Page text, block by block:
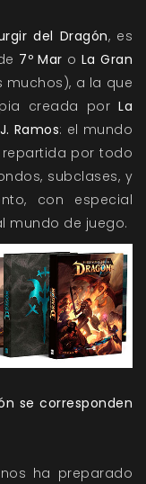
del Dragón, es
7º Mar o La Gran
muchos), a la que
creada por La
Ramos: el mundo
repartida por todo
subclases, y
con especial
mundo de juego.
se corresponden
ha preparado